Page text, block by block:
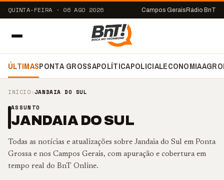
QUINTA-FEIRA · 06 AGO 2026 Campos Gerais Rádio BnT
ÚLTIMASPONTA GROSSAPOLÍTICAPOLICIALECONOMIA
INÍCIO›JANDAIA DO SUL
ASSUNTO
JANDAIA DO SUL
Todas as notícias e atualizações sobre Jandaia do Sul em Ponta
Grossa e nos Campos Gerais, com apuração e cobertura em
tempo real do BnT Online.